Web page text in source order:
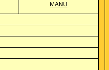
MANU